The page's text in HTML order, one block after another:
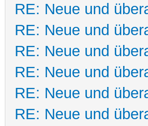
RE: Neue und
RE: Neue und
RE: Neue und
RE: Neue und
RE: Neue und
RE: Neue und